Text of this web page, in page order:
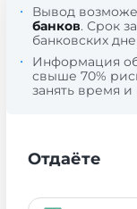
Вывод
банков. Срок
банковских
Информация
свыше 70%
занять время
Отдаёте